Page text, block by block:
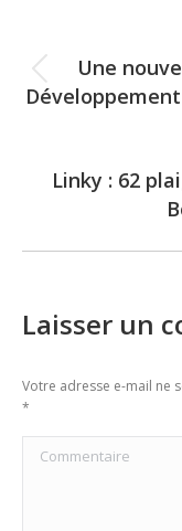
Une
Linky : 62
Laisser un
Votre adresse e-mail ne
*
Commentaire